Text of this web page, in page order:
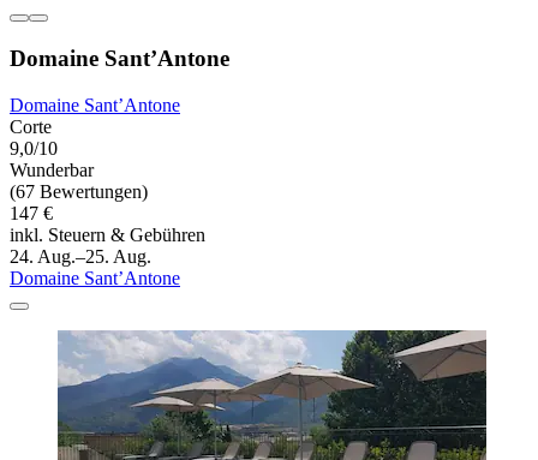
Domaine Sant’Antone
Domaine Sant’Antone
Corte
9,0/10
Wunderbar
(67 Bewertungen)
147 €
inkl. Steuern & Gebühren
24. Aug.–25. Aug.
Domaine Sant’Antone